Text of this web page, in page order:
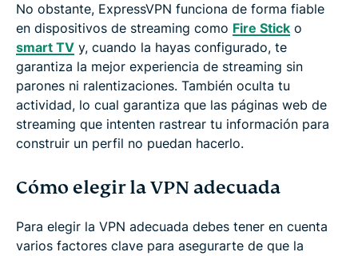
No obstante, ExpressVPN funciona de forma fiable
en dispositivos de streaming como Fire Stick o
smart TV y, cuando la hayas configurado, te
garantiza la mejor experiencia de streaming sin
parones ni ralentizaciones. También oculta tu
actividad, lo cual garantiza que las páginas web de
streaming que intenten rastrear tu información para
construir un perfil no puedan hacerlo.
Cómo elegir la VPN adecuada
Para elegir la VPN adecuada debes tener en cuenta
varios factores clave para asegurarte de que la